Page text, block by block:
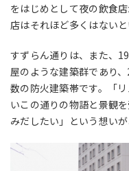
をはじめとして夜の飲食
店はそれほど多くはないと
すずらん通りは、また、
屋のような建築群であり
数の防火建築帯です。「
いこの通りの物語と景観
みだしたい」という想いが